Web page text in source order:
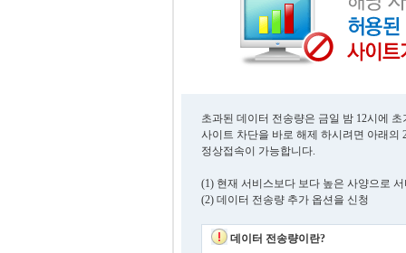
초과된 데이터 전송량은 금일 밤 12시에
사이트 차단을 바로 해제 하시려면 아래의
정상접속이 가능합니다.
(1) 현재 서비스보다 보다 높은 사양으로
(2) 데이터 전송량 추가 옵션을 신청
데이터 전송량이란?